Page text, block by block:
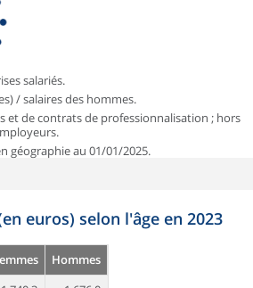
salariés.
/ salaires des hommes.
et de contrats de professionnalisation ; hors
géographie au 01/01/2025.
euros) selon l'âge en 2023
Hommes